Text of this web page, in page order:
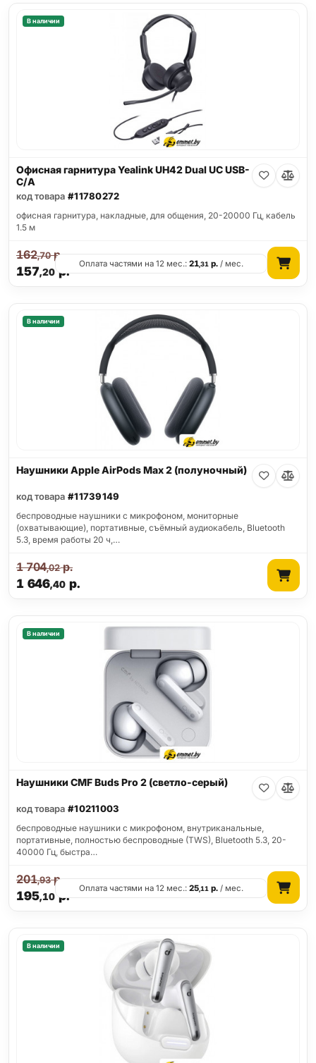
В наличии
Офисная гарнитура Yealink UH42 Dual UC USB-
C/A
код товара #11780272
офисная гарнитура, накладные, для общения, 20-20000 Гц, кабель
1.5 м
157,20р.
162,70р.
Оплата частями на 12 мес.:21,31 р. / мес.
В наличии
Наушники Apple AirPods Max 2 (полуночный)
код товара #11739149
беспроводные наушники с микрофоном, мониторные
(охватывающие), портативные, съёмный аудиокабель, Bluetooth
5.3, время работы 20 ч,…
1 646,40 р.
1 704,02р.
В наличии
Наушники CMF Buds Pro 2 (светло-серый)
код товара #10211003
беспроводные наушники с микрофоном, внутриканальные,
портативные, полностью беспроводные (TWS), Bluetooth 5.3, 20-
40000 Гц, быстра…
195,10р.
201,93р.
Оплата частями на 12 мес.:25,11 р. / мес.
В наличии